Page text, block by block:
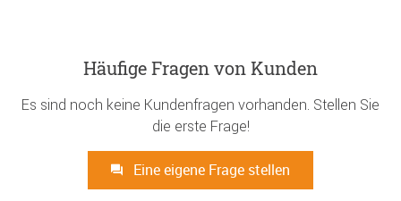
Häufige Fragen von Kunden
Es sind noch keine Kundenfragen vorhanden. Stellen Sie
die erste Frage!
Eine eigene Frage stellen